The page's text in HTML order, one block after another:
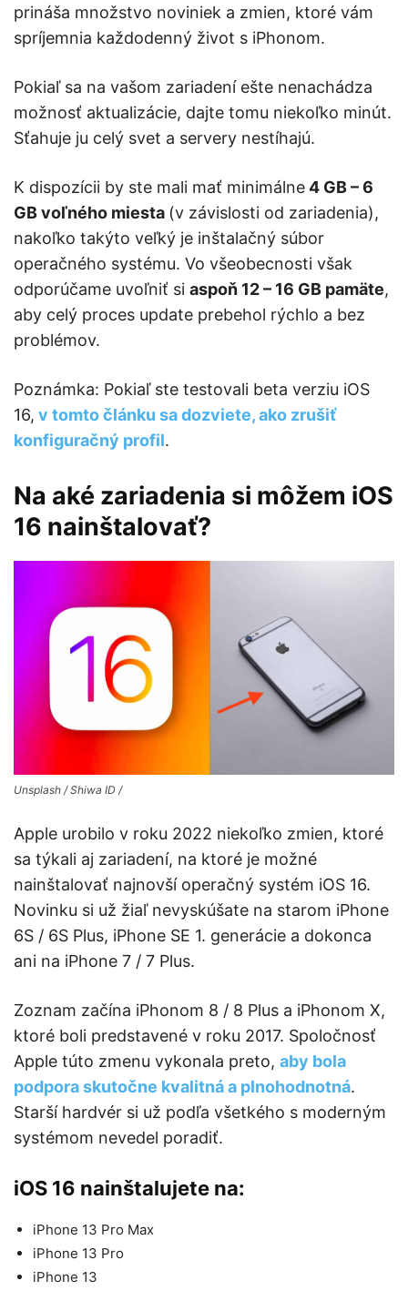
prináša množstvo noviniek a zmien, ktoré vám
spríjemnia každodenný život s iPhonom.
Pokiaľ sa na vašom zariadení ešte nenachádza
možnosť aktualizácie, dajte tomu niekoľko minút.
Sťahuje ju celý svet a servery nestíhajú.
K dispozícii by ste mali mať minimálne4 GB – 6
GB voľného miesta (v závislosti od zariadenia),
nakoľko takýto veľký je inštalačný súbor
operačného systému. Vo všeobecnosti však
odporúčame uvoľniť si aspoň 12 – 16 GB pamäte,
aby celý proces update prebehol rýchlo a bez
problémov.
Poznámka: Pokiaľ ste testovali beta verziu iOS
16, v tomto článku sa dozviete, ako zrušiť
konfiguračný profil.
Na aké zariadenia si môžem iOS
16 nainštalovať?
Unsplash / Shiwa ID /
Apple urobilo v roku 2022 niekoľko zmien, ktoré
sa týkali aj zariadení, na ktoré je možné
nainštalovať najnovší operačný systém iOS 16.
Novinku si už žiaľ nevyskúšate na starom iPhone
6S / 6S Plus, iPhone SE 1. generácie a dokonca
ani na iPhone 7 / 7 Plus.
Zoznam začína iPhonom 8 / 8 Plus a iPhonom X,
ktoré boli predstavené v roku 2017. Spoločnosť
Apple túto zmenu vykonala preto, aby bola
podpora skutočne kvalitná a plnohodnotná.
Starší hardvér si už podľa všetkého s moderným
systémom nevedel poradiť.
iOS 16 nainštalujete na:
iPhone 13 Pro Max
iPhone 13 Pro
iPhone 13